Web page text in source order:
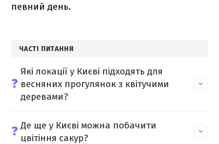
певний день.
ЧАСТІ ПИТАННЯ
❓
Які локації у Києві підходять для
весняних прогулянок з квітучими
деревами?
❓ Де ще у Києві можна побачити
цвітіння сакур?